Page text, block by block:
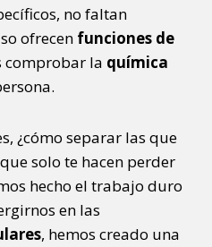
no faltan
ofrecen funciones de
comprobar la química
¿cómo separar las que
solo te hacen perder
hecho el trabajo duro
en las
, hemos creado una